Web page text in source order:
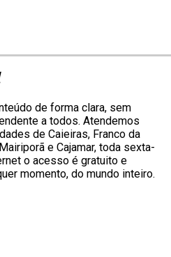
de forma clara, sem
a todos. Atendemos
de Caieiras, Franco da
e Cajamar, toda sexta-
o acesso é gratuito e
momento, do mundo inteiro.